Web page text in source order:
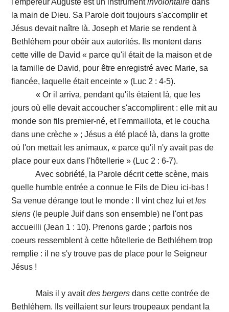
l'empereur Auguste est un instrumentinvolontaire dans
la main de Dieu. Sa Parole doit toujours s'accomplir et
Jésus devait naître là. Joseph et Marie se rendent à
Bethléhem pour obéir aux autorités. Ils montent dans
cette ville de David « parce qu'il était de la maison et de
la famille de David, pour être enregistré avec Marie, sa
fiancée, laquelle était enceinte » (Luc 2 : 4-5).
« Or il arriva, pendant qu'ils étaient là, que les
jours où elle devait accoucher s'accomplirent : elle mit au
monde son fils premier-né, et l'emmaillota, et le coucha
dans une crèche » ; Jésus a été placé là, dans la grotte
où l'on mettait les animaux, « parce qu'il n'y avait pas de
place pour eux dans l'hôtellerie » (Luc 2 : 6-7).
Avec sobriété, la Parole décrit cette scène, mais
quelle humble entrée a connue le Fils de Dieu ici-bas !
Sa venue dérange tout le monde : Il vint chez lui etles
siens (le peuple Juif dans son ensemble) ne l'ont pas
accueilli (Jean 1 : 10). Prenons garde ; parfois nos
coeurs ressemblent à cette hôtellerie de Bethléhem trop
remplie : il ne s'y trouve pas de place pour le Seigneur
Jésus !
Mais il y avaitdes bergers dans cette contrée de
Bethléhem. Ils veillaient sur leurs troupeaux pendant la